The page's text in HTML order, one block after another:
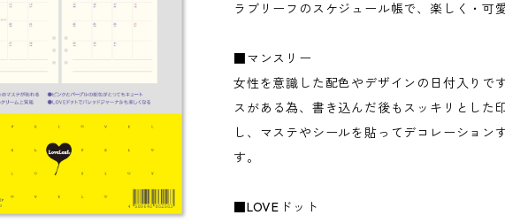
ラブリーフのスケジュール帳で、楽しく・可
■マンスリー
女性を意識した配色やデザインの日付入りで
スがある為、書き込んだ後もスッキリとした
し、マステやシールを貼ってデコレーション
す。
■LOVEドット